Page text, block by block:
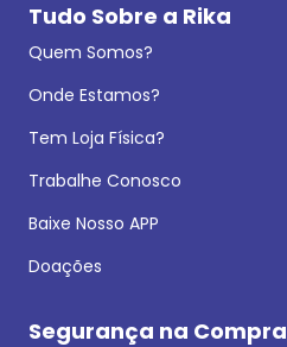
Tudo Sobre a Rika
Quem Somos?
Onde Estamos?
Tem Loja Física?
Trabalhe Conosco
Baixe Nosso APP
Doações
Segurança na Compra